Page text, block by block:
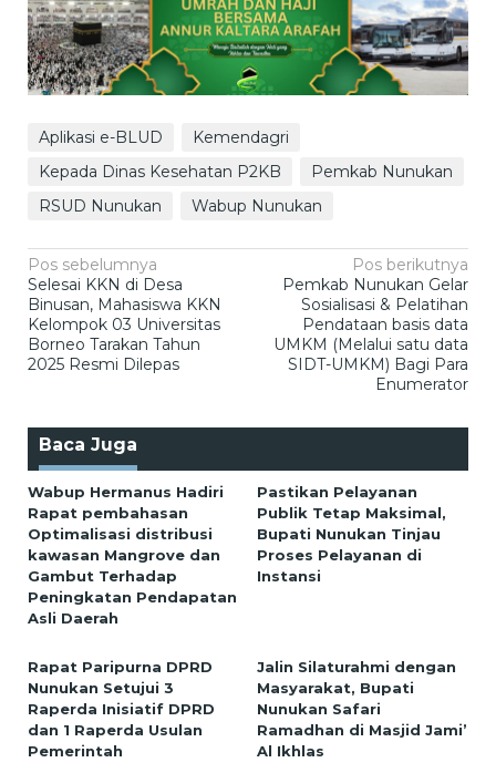
Aplikasi e-BLUD
Kemendagri
Kepada Dinas Kesehatan P2KB
Pemkab Nunukan
RSUD Nunukan
Wabup Nunukan
Navigasi
pos
Pos sebelumnya
Selesai KKN di Desa
Binusan, Mahasiswa KKN
Kelompok 03 Universitas
Borneo Tarakan Tahun
2025 Resmi Dilepas
Pos berikutnya
Pemkab Nunukan Gelar
Sosialisasi & Pelatihan
Pendataan basis data
UMKM (Melalui satu data
SIDT-UMKM) Bagi Para
Enumerator
Baca Juga
Wabup Hermanus Hadiri
Rapat pembahasan
Optimalisasi distribusi
kawasan Mangrove dan
Gambut Terhadap
Peningkatan Pendapatan
Asli Daerah
Pastikan Pelayanan
Publik Tetap Maksimal,
Bupati Nunukan Tinjau
Proses Pelayanan di
Instansi
Rapat Paripurna DPRD
Nunukan Setujui 3
Raperda Inisiatif DPRD
dan 1 Raperda Usulan
Pemerintah
Jalin Silaturahmi dengan
Masyarakat, Bupati
Nunukan Safari
Ramadhan di Masjid Jami’
Al Ikhlas